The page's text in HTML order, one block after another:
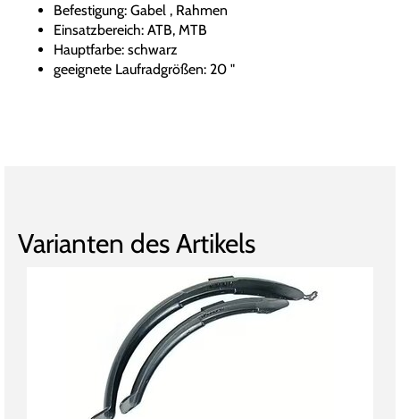
Befestigung: Gabel , Rahmen
Einsatzbereich: ATB, MTB
Hauptfarbe: schwarz
geeignete Laufradgrößen: 20 "
Varianten des Artikels